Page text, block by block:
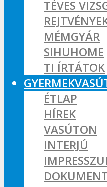
TÉVES
MÉMGYÁR
SIHUHOME
TI ÍRTÁTOK
ÉTLAP
HÍREK
VASÚTON
INTERJÚ